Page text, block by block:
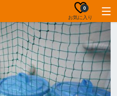
お気に入り
0